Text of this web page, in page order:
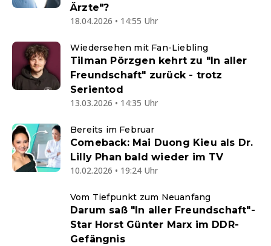
Ärzte"?
18.04.2026 • 14:55 Uhr
Wiedersehen mit Fan-Liebling
Tilman Pörzgen kehrt zu "In aller
Freundschaft" zurück - trotz
Serientod
13.03.2026 • 14:35 Uhr
Bereits im Februar
Comeback: Mai Duong Kieu als Dr.
Lilly Phan bald wieder im TV
10.02.2026 • 19:24 Uhr
Vom Tiefpunkt zum Neuanfang
Darum saß "In aller Freundschaft"-
Star Horst Günter Marx im DDR-
Gefängnis